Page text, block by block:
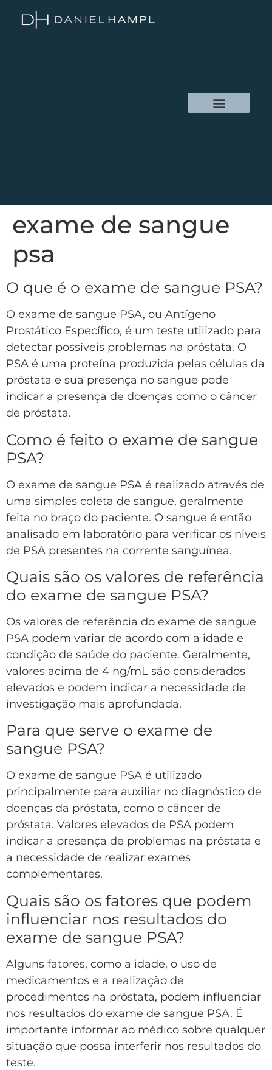
exame de sangue
psa
O que é o exame de sangue PSA?
O exame de sangue PSA, ou Antígeno
Prostático Específico, é um teste utilizado para
detectar possíveis problemas na próstata. O
PSA é uma proteína produzida pelas células da
próstata e sua presença no sangue pode
indicar a presença de doenças como o câncer
de próstata.
Como é feito o exame de sangue
PSA?
O exame de sangue PSA é realizado através de
uma simples coleta de sangue, geralmente
feita no braço do paciente. O sangue é então
analisado em laboratório para verificar os níveis
de PSA presentes na corrente sanguínea.
Quais são os valores de referência
do exame de sangue PSA?
Os valores de referência do exame de sangue
PSA podem variar de acordo com a idade e
condição de saúde do paciente. Geralmente,
valores acima de 4 ng/mL são considerados
elevados e podem indicar a necessidade de
investigação mais aprofundada.
Para que serve o exame de
sangue PSA?
O exame de sangue PSA é utilizado
principalmente para auxiliar no diagnóstico de
doenças da próstata, como o câncer de
próstata. Valores elevados de PSA podem
indicar a presença de problemas na próstata e
a necessidade de realizar exames
complementares.
Quais são os fatores que podem
influenciar nos resultados do
exame de sangue PSA?
Alguns fatores, como a idade, o uso de
medicamentos e a realização de
procedimentos na próstata, podem influenciar
nos resultados do exame de sangue PSA. É
importante informar ao médico sobre qualquer
situação que possa interferir nos resultados do
teste.